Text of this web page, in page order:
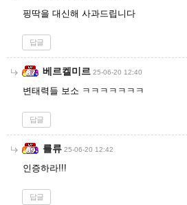
핑딱을 대신해 사과드립니다
답글
베르켈미르 25-06-20 12:40
변태력들 보소 ㅋㅋㅋㅋㅋㅋㅋ
답글
를류 25-06-20 12:42
인증하라!!!
답글